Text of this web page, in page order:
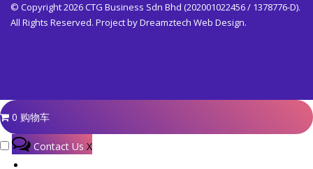
© Copyright 2026 CTG Business Sdn Bhd (202001022456 / 1378776-D).
All Rights Reserved. Project byDreamztech Web Design.
0 购物车
Contact Us X